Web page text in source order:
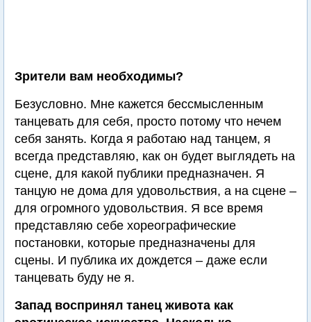
Зрители вам необходимы?
Безусловно. Мне кажется бессмысленным
танцевать для себя, просто потому что нечем
себя занять. Когда я работаю над танцем, я
всегда представляю, как он будет выглядеть на
сцене, для какой публики предназначен. Я
танцую не дома для удовольствия, а на сцене –
для огромного удовольствия. Я все время
представляю себе хореографические
постановки, которые предназначены для
сцены. И публика их дождется – даже если
танцевать буду не я.
Запад воспринял танец живота как